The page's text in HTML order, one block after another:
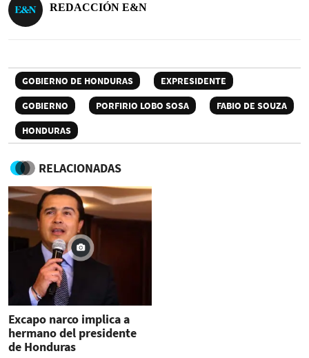
REDACCIÓN E&N
GOBIERNO DE HONDURAS
EXPRESIDENTE
GOBIERNO
PORFIRIO LOBO SOSA
FABIO DE SOUZA
HONDURAS
RELACIONADAS
Excapo narco implica a
hermano del presidente
de Honduras